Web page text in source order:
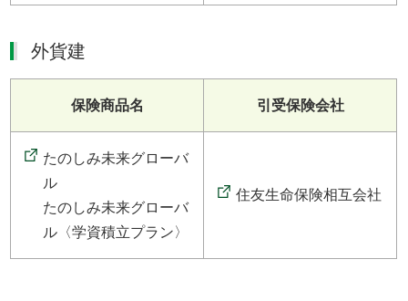
外貨建
保険商品名 引受保険会社
たのしみ未来グローバ
ル
たのしみ未来グローバ
ル〈学資積立プラン〉
住友生命保険相互会社